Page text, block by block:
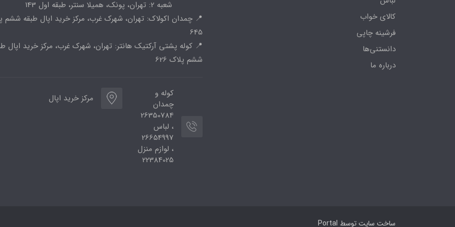
کالای خواب
فرشینه چاپی
دانستنی‌ها
درباره ما
شعبه 2: تهران، پونک، همیلا سنتر، طبقه اول 143
📍 چمدان اکولاک: تهران، شهرک غرب، مرکز خرید اپال طبقه ششم
645
📍 کوله پشتی آرکتیک هانتر: تهران، شهرک غرب، مرکز خرید اپال
ششم پلاک 626
کوله و
چمدان
26350784
، لباس
26654997
، لوازم منزل
22384025
مرکز خرید اپال
ساخت سایت توسط Portal